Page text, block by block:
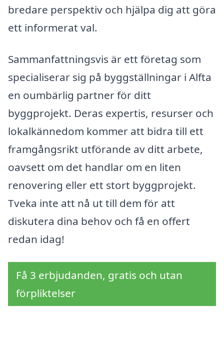
bredare perspektiv och hjälpa dig att göra
ett informerat val.
Sammanfattningsvis är ett företag som
specialiserar sig på byggställningar i Alfta
en oumbärlig partner för ditt
byggprojekt. Deras expertis, resurser och
lokalkännedom kommer att bidra till ett
framgångsrikt utförande av ditt arbete,
oavsett om det handlar om en liten
renovering eller ett stort byggprojekt.
Tveka inte att nå ut till dem för att
diskutera dina behov och få en offert
redan idag!
Få 3 erbjudanden, gratis och utan
förpliktelser